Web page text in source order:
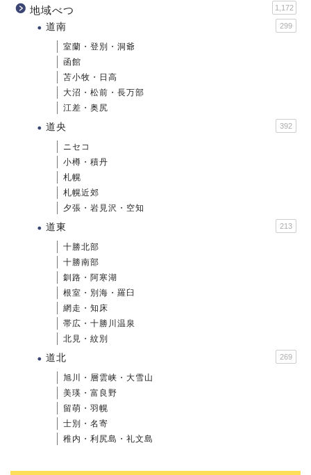
地域べつ 1,172
道南 299
室蘭・登別・洞爺
函館
苫小牧・日高
大沼・松前・長万部
江差・奥尻
道央 392
ニセコ
小樽・積丹
札幌
札幌近郊
夕張・岩見沢・空知
道東 213
十勝北部
十勝南部
釧路・阿寒湖
根室・別海・羅臼
網走・知床
帯広・十勝川温泉
北見・紋別
道北 269
旭川・層雲峡・大雪山
美瑛・富良野
留萌・羽幌
士別・名寄
稚内・利尻島・礼文島